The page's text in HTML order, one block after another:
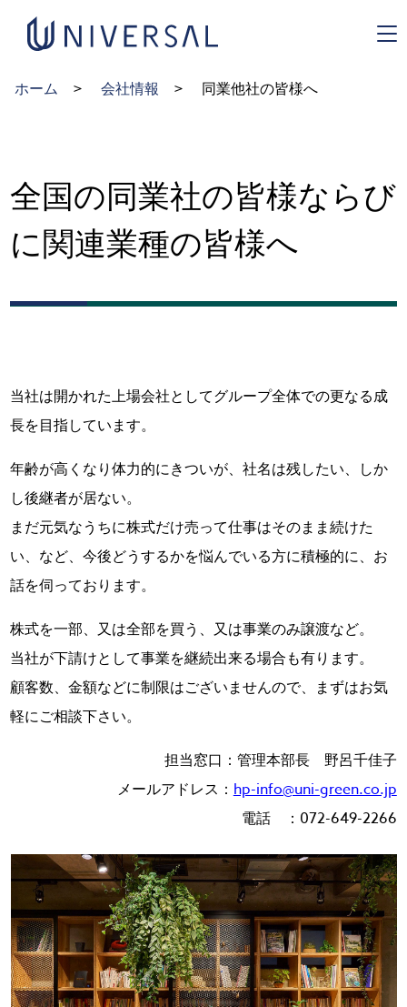
ホーム 会社情報 同業他社の皆様へ
全国の同業社の皆様ならび
に関連業種の皆様へ
当社は開かれた上場会社としてグループ全体での更なる成
長を目指しています。
年齢が高くなり体力的にきついが、社名は残したい、しか
し後継者が居ない。
まだ元気なうちに株式だけ売って仕事はそのまま続けた
い、など、今後どうするかを悩んでいる方に積極的に、お
話を伺っております。
株式を一部、又は全部を買う、又は事業のみ譲渡など。
当社が下請けとして事業を継続出来る場合も有ります。
顧客数、金額などに制限はございませんので、まずはお気
軽にご相談下さい。
担当窓口：管理本部長 野呂千佳子
メールアドレス：hp-info@uni-green.co.jp
電話 ：072-649-2266